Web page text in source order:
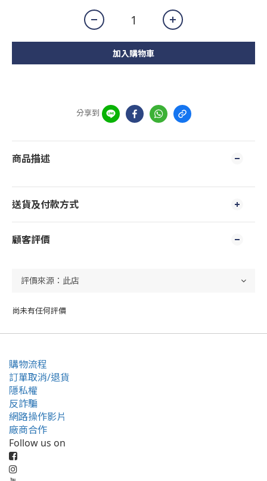
加入購物車
分享到
商品描述
送貨及付款方式
顧客評價
尚未有任何評價
購物流程
訂單取消/退貨
隱私權
反詐騙
網路操作影片
廠商合作
Follow us on